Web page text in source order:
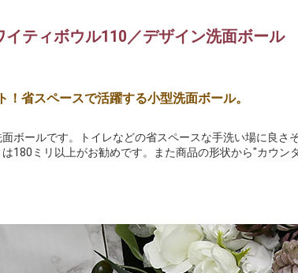
イティボウル110／デザイン洗面ボール
！省スペースで活躍する小型洗面ボール。
ボールです。トイレなどの省スペースな手洗い場に良さ
180ミリ以上がお勧めです。また商品の形状から"カウン